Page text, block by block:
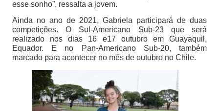
esse sonho”, ressalta a jovem.
Ainda no ano de 2021, Gabriela participará de duas
competições. O Sul-Americano Sub-23 que será
realizado nos dias 16 e17 outubro em Guayaquil,
Equador. E no Pan-Americano Sub-20, também
marcado para acontecer no mês de outubro no Chile.